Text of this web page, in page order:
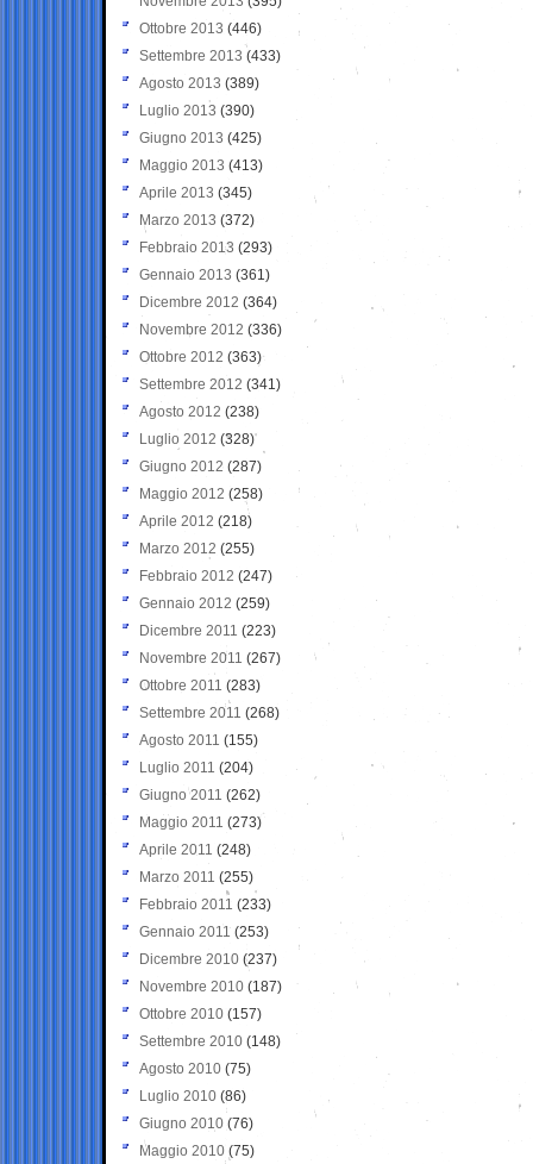
Ottobre 2013 (446)
Settembre 2013 (433)
Agosto 2013 (389)
Luglio 2013 (390)
Giugno 2013 (425)
Maggio 2013 (413)
Aprile 2013 (345)
Marzo 2013 (372)
Febbraio 2013 (293)
Gennaio 2013 (361)
Dicembre 2012 (364)
Novembre 2012 (336)
Ottobre 2012 (363)
Settembre 2012 (341)
Agosto 2012 (238)
Luglio 2012 (328)
Giugno 2012 (287)
Maggio 2012 (258)
Aprile 2012 (218)
Marzo 2012 (255)
Febbraio 2012 (247)
Gennaio 2012 (259)
Dicembre 2011 (223)
Novembre 2011 (267)
Ottobre 2011 (283)
Settembre 2011 (268)
Agosto 2011 (155)
Luglio 2011 (204)
Giugno 2011 (262)
Maggio 2011 (273)
Aprile 2011 (248)
Marzo 2011 (255)
Febbraio 2011 (233)
Gennaio 2011 (253)
Dicembre 2010 (237)
Novembre 2010 (187)
Ottobre 2010 (157)
Settembre 2010 (148)
Agosto 2010 (75)
Luglio 2010 (86)
Giugno 2010 (76)
Maggio 2010 (75)